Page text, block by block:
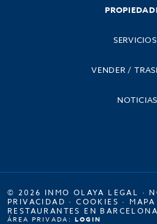
SERVICIOS
VENDER /
NOTICIAS
© 2026 INMO OLAYA LEGAL ·
PRIVACIDAD ·COOKIES ·
RESTAURANTES EN BARCELONA
ÁREA PRIVADA: LOGIN